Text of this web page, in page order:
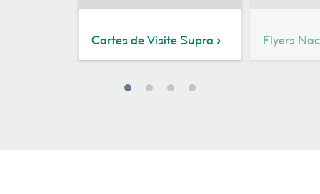
Cartes de Visite Supra Flyers